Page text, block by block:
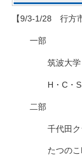
【9/3-1/28 行方
一部
筑波大
H・C・
二部
千代田
たつの